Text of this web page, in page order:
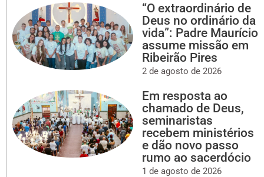
“O extraordinário de
Deus no ordinário da
vida”: Padre Maurício
assume missão em
Ribeirão Pires
2 de agosto de 2026
Em resposta ao
chamado de Deus,
seminaristas
recebem ministérios
e dão novo passo
rumo ao sacerdócio
1 de agosto de 2026